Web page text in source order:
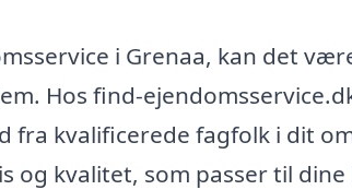
i Grenaa, kan det
Hos find-
kvalificerede fagfolk i dit
og kvalitet, som passer til dine